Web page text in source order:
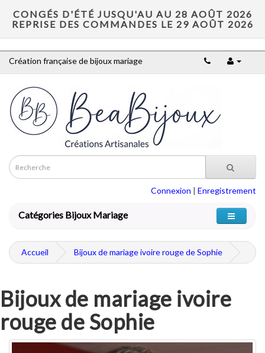
CONGÉS D'ÉTÉ JUSQU'AU AU 28 AOÛT 2026
REPRISE DES COMMANDES LE 29 AOÛT 2026
Création française de bijoux mariage
Connexion | Enregistrement
Catégories Bijoux Mariage
Accueil Bijoux de mariage ivoire rouge de Sophie
Bijoux de mariage ivoire
rouge de Sophie